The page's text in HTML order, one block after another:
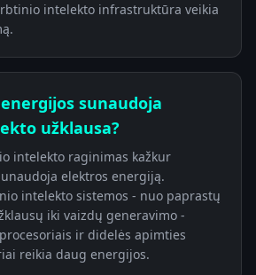
intelekto infrastruktūra veikia
sunaudoja
užklausa?
intelekto raginimas kažkur
elektros energiją.
intelekto sistemos - nuo paprastų
iki vaizdų generavimo -
ir didelės apimties
reikia daug energijos.